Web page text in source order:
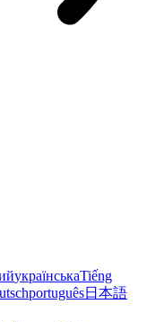
українськаTiếng
português日本語